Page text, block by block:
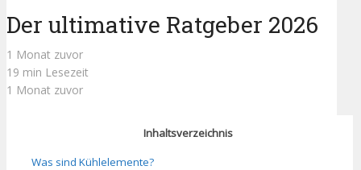
Der ultimative Ratgeber 2026
1 Monat zuvor
19 min Lesezeit
1 Monat zuvor
Inhaltsverzeichnis
Was sind Kühlelemente?